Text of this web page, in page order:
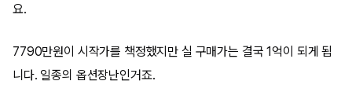
요.
7790만원이 시작가를 책정했지만 실 구매가는 결국 1억이 되게 됩
니다. 일종의 옵션장난인거죠.